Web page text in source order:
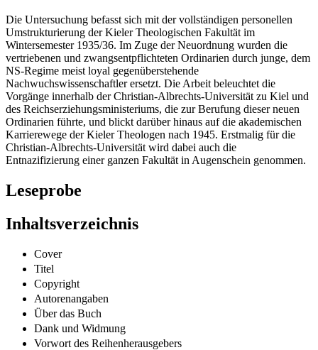
Die Untersuchung befasst sich mit der vollständigen personellen
Umstrukturierung der Kieler Theologischen Fakultät im
Wintersemester 1935/36. Im Zuge der Neuordnung wurden die
vertriebenen und zwangsentpflichteten Ordinarien durch junge, dem
NS-Regime meist loyal gegenüberstehende
Nachwuchswissenschaftler ersetzt. Die Arbeit beleuchtet die
Vorgänge innerhalb der Christian-Albrechts-Universität zu Kiel und
des Reichserziehungsministeriums, die zur Berufung dieser neuen
Ordinarien führte, und blickt darüber hinaus auf die akademischen
Karrierewege der Kieler Theologen nach 1945. Erstmalig für die
Christian-Albrechts-Universität wird dabei auch die
Entnazifizierung einer ganzen Fakultät in Augenschein genommen.
Leseprobe
Inhaltsverzeichnis
Cover
Titel
Copyright
Autorenangaben
Über das Buch
Dank und Widmung
Vorwort des Reihenherausgebers